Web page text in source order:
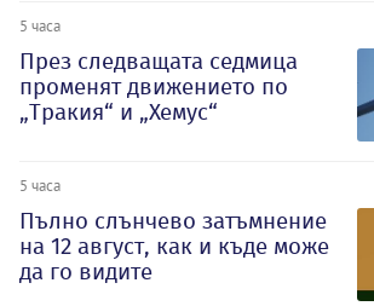
5 часа
През следващата седмица
променят движението по
„Тракия“ и „Хемус“
5 часа
Пълно слънчево затъмнение
на 12 август, как и къде може
да го видите